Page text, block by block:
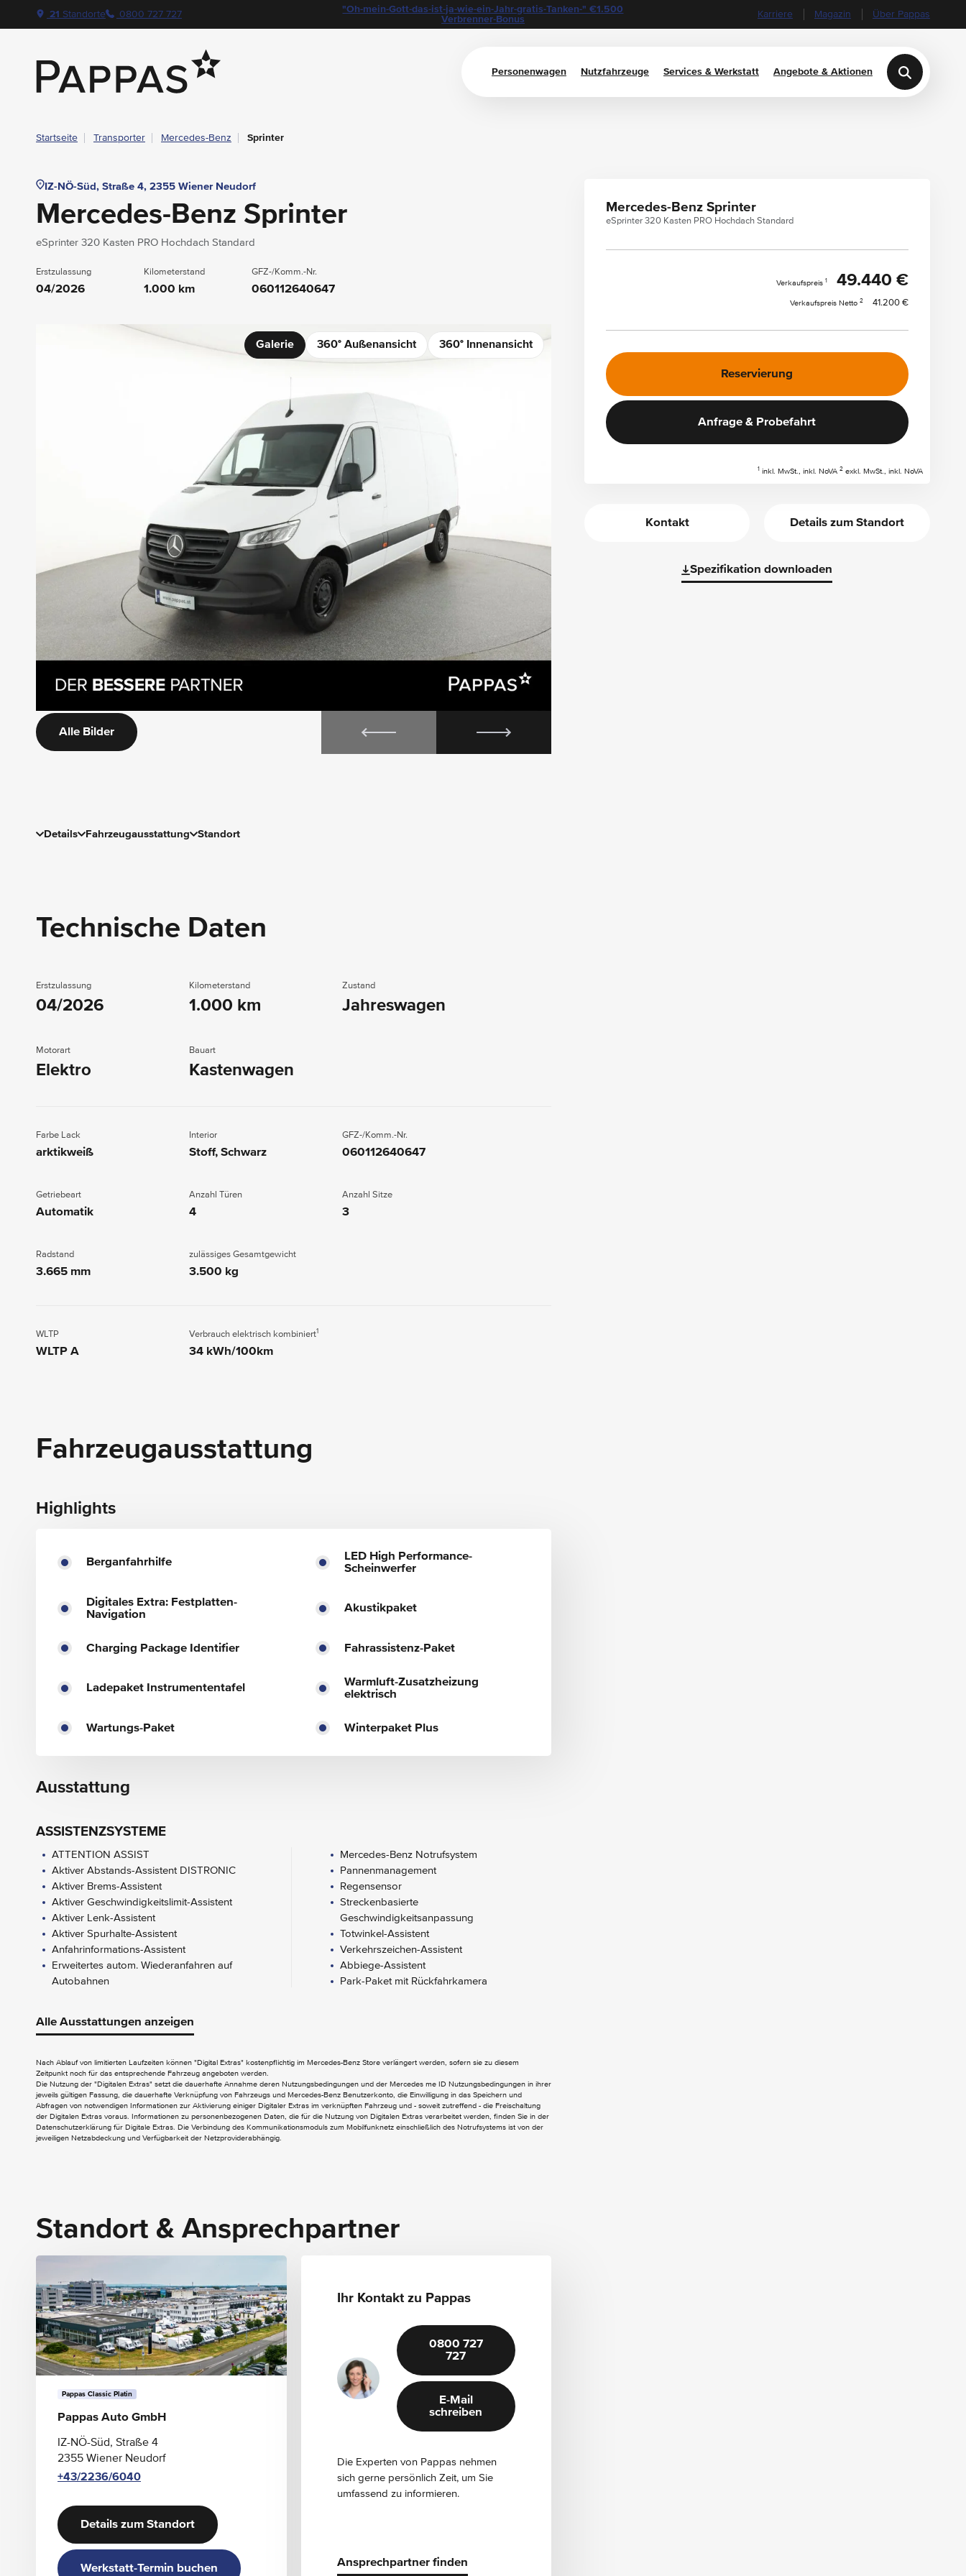
Navigation überspringen
Zum Hauptcontent
Zur Hauptnavigation springen
layout.table-of-content
Technische Daten
Fahrzeugausstattung
Standort & Ansprechpartner
Das könnte Sie auch interessieren
21 Standorte 0800 727 727
"Oh-mein-Gott-das-ist-ja-wie-ein-Jahr-gratis-Tanken-" €1.500
Verbrenner-Bonus
Karriere Magazin Über Pappas
Personenwagen Nutzfahrzeuge Services & Werkstatt Angebote & Aktionen
Startseite Transporter Mercedes-Benz Sprinter
IZ-NÖ-Süd, Straße 4, 2355 Wiener Neudorf
Mercedes-Benz Sprinter
eSprinter 320 Kasten PRO Hochdach Standard
Erstzulassung
04/2026
Kilometerstand
1.000 km
GFZ-/Komm.-Nr.
060112640647
Galerie 360° Außenansicht 360° Innenansicht
Alle Bilder
Details Fahrzeugausstattung Standort
Technische Daten
Erstzulassung
04/2026
Kilometerstand
1.000 km
Zustand
Jahreswagen
Motorart
Elektro
Bauart
Kastenwagen
Farbe Lack
arktikweiß
Interior
Stoff, Schwarz
GFZ-/Komm.-Nr.
060112640647
Getriebeart
Automatik
Anzahl Türen
4
Anzahl Sitze
3
Radstand
3.665 mm
zulässiges Gesamtgewicht
3.500 kg
WLTP
WLTP A
Verbrauch elektrisch kombiniert1
34 kWh/100km
Fahrzeugausstattung
Highlights
Berganfahrhilfe
LED High Performance-
Scheinwerfer
Digitales Extra: Festplatten-
Navigation
Akustikpaket
Charging Package Identifier Fahrassistenz-Paket
Ladepaket Instrumententafel
Warmluft-Zusatzheizung
elektrisch
Wartungs-Paket Winterpaket Plus
Ausstattung
ASSISTENZSYSTEME
ATTENTION ASSIST
Aktiver Abstands-Assistent DISTRONIC
Aktiver Brems-Assistent
Aktiver Geschwindigkeitslimit-Assistent
Aktiver Lenk-Assistent
Aktiver Spurhalte-Assistent
Anfahrinformations-Assistent
Erweitertes autom. Wiederanfahren auf
Autobahnen
Mercedes-Benz Notrufsystem
Pannenmanagement
Regensensor
Streckenbasierte
Geschwindigkeitsanpassung
Totwinkel-Assistent
Verkehrszeichen-Assistent
Abbiege-Assistent
Park-Paket mit Rückfahrkamera
Digitales Extra: Live Traffic Information
Digitales Extra: Remote und Charging
Premium
Digitales Extra: Remote und Navigation
Services
Digitales Extra: Updates intell. Geschw.-
Assistent
E-MOBILITY
Elektromotor Leistungsstufe 150 kW
Alle Ausstattungen anzeigen
Nach Ablauf von limitierten Laufzeiten können "Digital Extras" kostenpflichtig im Mercedes-Benz Store verlängert werden, sofern sie zu diesem
Zeitpunkt noch für das entsprechende Fahrzeug angeboten werden.
Die Nutzung der "Digitalen Extras" setzt die dauerhafte Annahme deren Nutzungsbedingungen und der Mercedes me ID Nutzungsbedingungen in ihrer
jeweils gültigen Fassung, die dauerhafte Verknüpfung von Fahrzeugs und Mercedes-Benz Benutzerkonto, die Einwilligung in das Speichern und
Abfragen von notwendigen Informationen zur Aktivierung einiger Digitaler Extras im verknüpften Fahrzeug und - soweit zutreffend - die Freischaltung
der Digitalen Extras voraus. Informationen zu personenbezogenen Daten, die für die Nutzung von Digitalen Extras verarbeitet werden, finden Sie in der
Datenschutzerklärung für Digitale Extras. Die Verbindung des Kommunikationsmoduls zum Mobilfunknetz einschließlich des Notrufsystems ist von der
jeweiligen Netzabdeckung und Verfügbarkeit der Netzproviderabhängig.
Standort & Ansprechpartner
Pappas Classic Platin
Pappas Auto GmbH
IZ-NÖ-Süd, Straße 4
2355 Wiener Neudorf
+43/2236/6040
Details zum Standort
Werkstatt-Termin buchen
Ihr Kontakt zu Pappas
0800 727
727
E-Mail
schreiben
Die Experten von Pappas nehmen
sich gerne persönlich Zeit, um Sie
umfassend zu informieren.
Ansprechpartner finden
Mercedes-Benz Sprinter
eSprinter 320 Kasten PRO Hochdach Standard
Verkaufspreis 1 49.440 €
Verkaufspreis Netto 2 41.200 €
Reservierung
Anfrage & Probefahrt
1 inkl. MwSt., inkl. NoVA 2 exkl. MwSt., inkl. NoVA
Kontakt Details zum Standort
Spezifikation downloaden